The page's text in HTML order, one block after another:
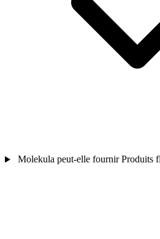
Molekula peut-elle fournir Produits